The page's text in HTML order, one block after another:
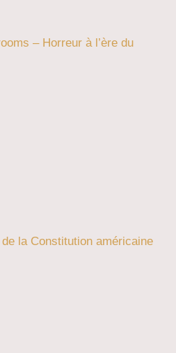
– Horreur à l’ère du
la Constitution américaine